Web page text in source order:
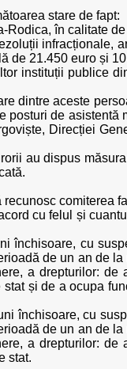
stare de fapt:
în calitate
infracționale,
de 21.450 euro și
instituții publice
dintre aceste
de asistentă
Direcției
au dispus
comiterea
cu felul și
închisoare, cu
de un an de
a drepturilor:
și de a ocupa
închisoare, cu
de un an de
a drepturilor:
stat.